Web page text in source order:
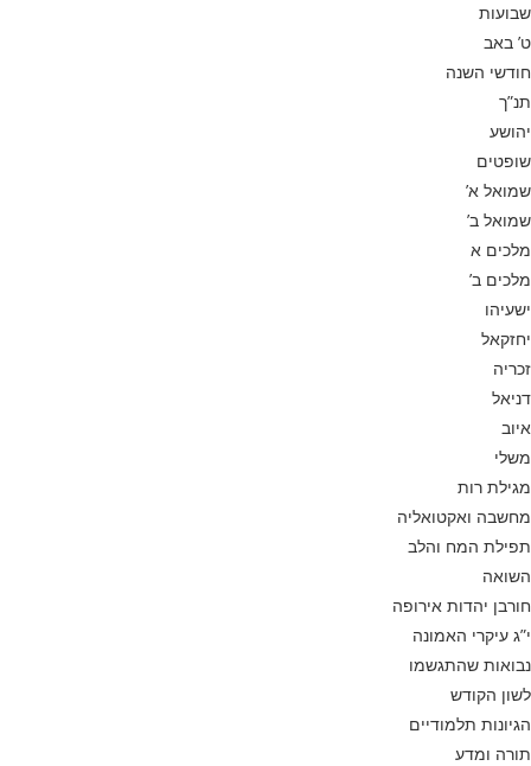
שבועות
ט’ באב
חודשי השנה
תנ”ך
יהושע
שופטים
שמואל א’
שמואל ב’
מלכים א
מלכים ב’
ישעיהו
יחזקאל
זכריה
דניאל
איוב
משלי
מגילת רות
מחשבה ואקטואליה
תפילת המח והלב
השואה
חורבן יהדות אירופה
י”ג עיקרי האמונה
נבואות שהתגשמו
לשון הקודש
הגיונות תלמודיים
תורה ומדע